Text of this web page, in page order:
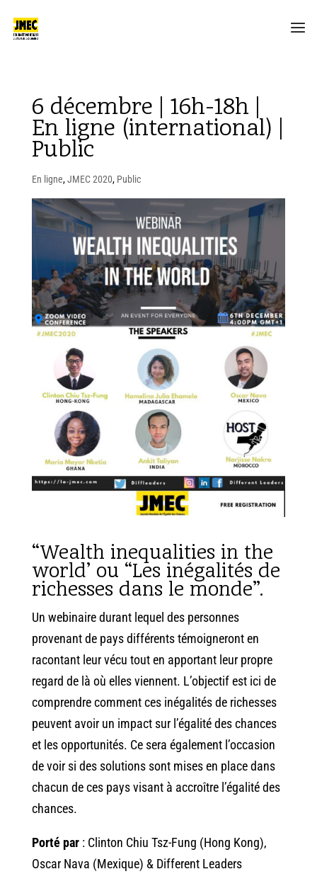
6 décembre | 16h-18h |
En ligne (international) |
Public
En ligne,JMEC 2020, Public
“Wealth inequalities in the
world’ ou “Les inégalités de
richesses dans le monde”.
Un webinaire durant lequel des personnes
provenant de pays différents témoigneront en
racontant leur vécu tout en apportant leur propre
regard de là où elles viennent. L’objectif est ici de
comprendre comment ces inégalités de richesses
peuvent avoir un impact sur l’égalité des chances
et les opportunités. Ce sera également l’occasion
de voir si des solutions sont mises en place dans
chacun de ces pays visant à accroître l’égalité des
chances.
Porté par: Clinton Chiu Tsz-Fung (Hong Kong),
Oscar Nava (Mexique) & Different Leaders